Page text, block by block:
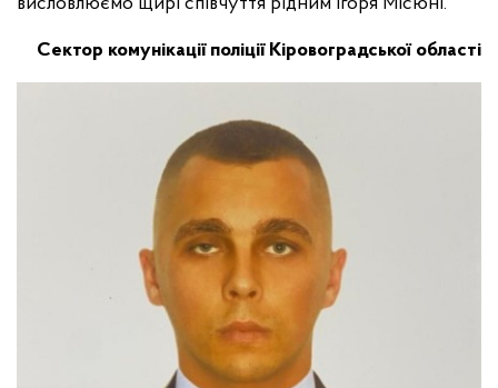
Сектор комунікації поліції Кіровоградської області